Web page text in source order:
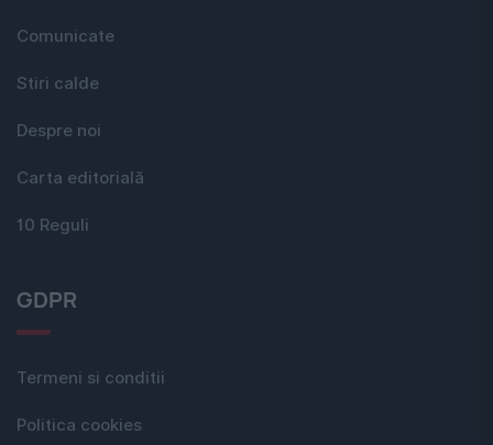
Comunicate
Stiri calde
Despre noi
Carta editorială
10 Reguli
GDPR
Termeni si conditii
Politica cookies